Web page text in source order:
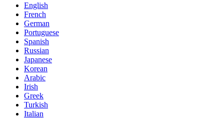
English
French
German
Portuguese
Spanish
Russian
Japanese
Korean
Arabic
Irish
Greek
Turkish
Italian